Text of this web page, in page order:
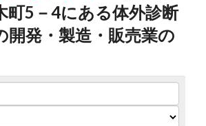
町5－4にある体外診断
開発・製造・販売業の